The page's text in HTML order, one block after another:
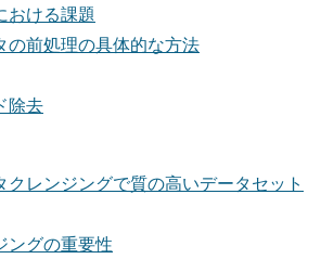
おける課題
の前処理の具体的な方法
除去
クレンジングで質の高いデータセット
ングの重要性